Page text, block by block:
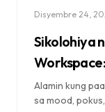
Disyembre 24,
Sikolohiya
mga Kulay
Alamin kung
sa mood,